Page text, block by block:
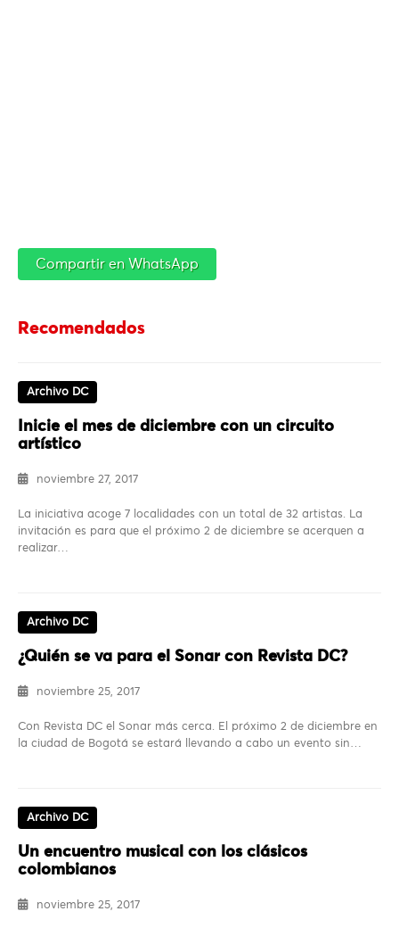
Compartir en WhatsApp
Recomendados
Archivo DC
Inicie el mes de diciembre con un circuito
artístico
noviembre 27, 2017
La iniciativa acoge 7 localidades con un total de 32 artistas. La
invitación es para que el próximo 2 de diciembre se acerquen a
realizar…
Archivo DC
¿Quién se va para el Sonar con Revista DC?
noviembre 25, 2017
Con Revista DC el Sonar más cerca. El próximo 2 de diciembre en
la ciudad de Bogotá se estará llevando a cabo un evento sin…
Archivo DC
Un encuentro musical con los clásicos
colombianos
noviembre 25, 2017